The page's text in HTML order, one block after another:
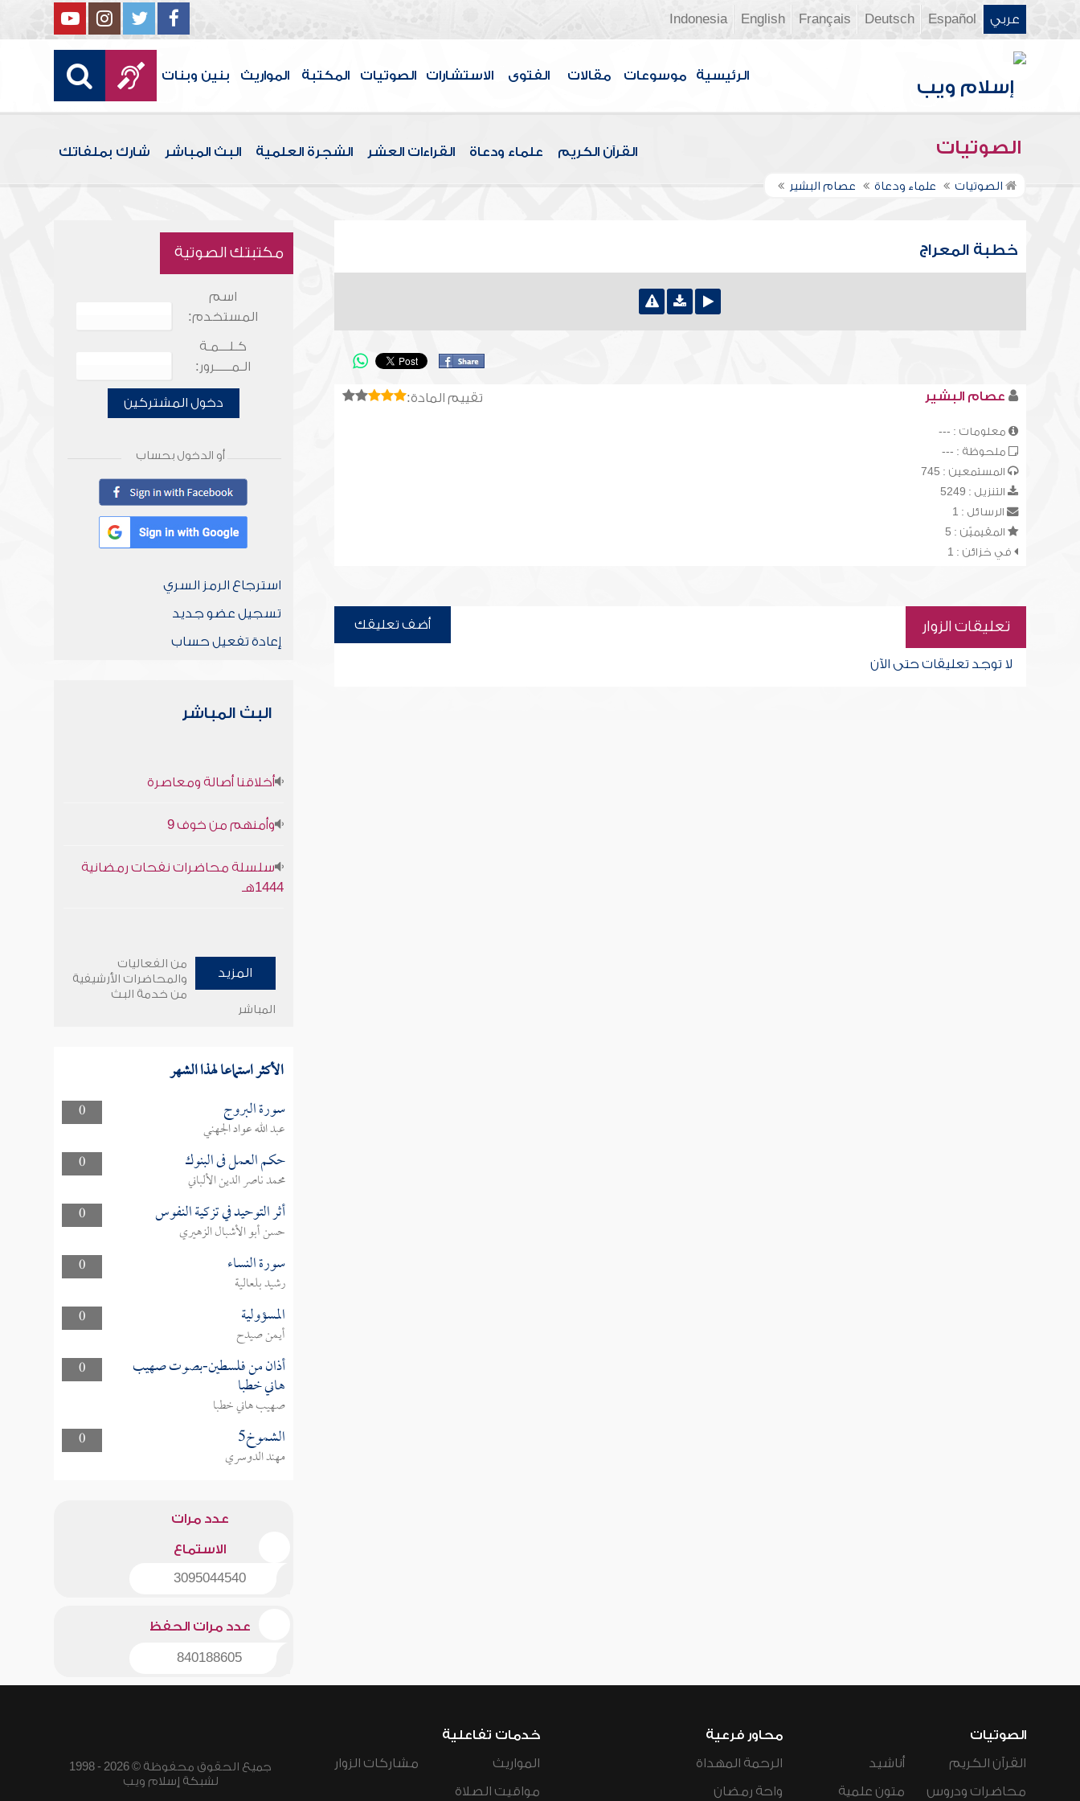
عربي Español
Deutsch
Français
English
Indonesia
الرئيسية موسوعات مقالات الفتوى الاستشارات الصوتيات المكتبة المواريث بنين وبنات
الصوتيات القرآن الكريم علماء ودعاة القراءات العشر الشجرة العلمية البث المباشر شارك بملفاتك
الصوتيات علماء ودعاة عصام البشير
خطبة المعراج
تقييم المادة: عصام البشير
معلومات : ---
ملحوظة : ---
المستمعين : 745
التنزيل : 5249
الرسائل : 1
المقيميّن : 5
في خزائن : 1
تعليقات الزوار أضف تعليقك
لا توجد تعليقات حتى الآن
مكتبتك الصوتية
اسم
المستخدم:
كـلـــمـة
الـمـــــرور:
دخول المشتركين
أو الدخول بحساب
استرجاع الرمز السري
تسجيل عضو جديد
إعادة تفعيل حساب
البث المباشر
أخلاقنا أصالة ومعاصرة
وأمنهم من خوف 9
سلسلة محاضرات نفحات رمضانية
1444هـ
المزيد
من الفعاليات
والمحاضرات الأرشيفية
من خدمة البث
المباشر
الأكثر استماعا لهذا الشهر
0 سورة البروج
عبد الله عواد الجهني
0
حكم العمل فى البنوك
محمد ناصر الدين الألباني
0
أثر التوحيد في تزكية النفوس
حسن أبو الأشبال الزهيري
0
سورة النساء
رشيد بلعالية
0
المسؤولية
أيمن صيدح
0
أذان من فلسطين-بصوت صهيب
هاني خطبا
صهيب هاني خطبا
0
الشموخ5
مهند الدوسري
عدد مرات
الاستماع
3095044540
عدد مرات الحفظ
840188605
الصوتيات
القرآن الكريم
محاضرات ودروس
أناشيد
متون علمية
محاور فرعية
الرحمة المهداة
واحة رمضان
خدمات تفاعلية
المواريث
مواقيت الصلاة
مشاركات الزوار
جميع الحقوق محفوظة © 2026 - 1998
لشبكة إسلام ويب